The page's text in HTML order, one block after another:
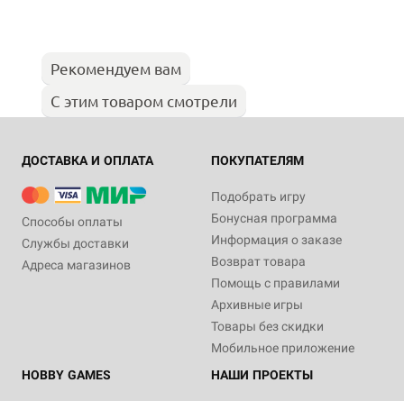
Рекомендуем вам
С этим товаром смотрели
ДОСТАВКА И ОПЛАТА
Способы оплаты
Службы доставки
Адреса магазинов
ПОКУПАТЕЛЯМ
Подобрать игру
Бонусная программа
Информация о заказе
Возврат товара
Помощь с правилами
Архивные игры
Товары без скидки
Мобильное приложение
HOBBY GAMES
НАШИ ПРОЕКТЫ